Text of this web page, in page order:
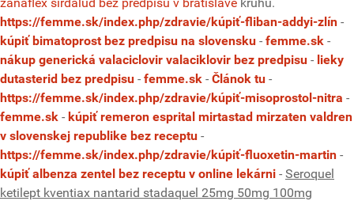
https://femme.sk/index.php/zdravie/kúpiť-fliban-addyi-zlín -
kúpiť bimatoprost bez predpisu na slovensku - femme.sk -
nákup generická valaciclovir valaciklovir bez predpisu - lieky
dutasterid bez predpisu - femme.sk - Článok tu -
https://femme.sk/index.php/zdravie/kúpiť-misoprostol-nitra -
femme.sk - kúpiť remeron esprital mirtastad mirzaten valdren
v slovenskej republike bez receptu -
https://femme.sk/index.php/zdravie/kúpiť-fluoxetin-martin -
kúpiť albenza zentel bez receptu v online lekárni - Seroquel
ketilept kventiax nantarid stadaquel 25mg 50mg 100mg